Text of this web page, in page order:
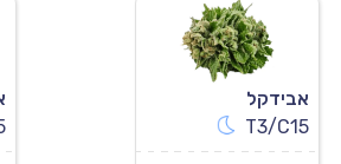
אבידקל
T3/C15